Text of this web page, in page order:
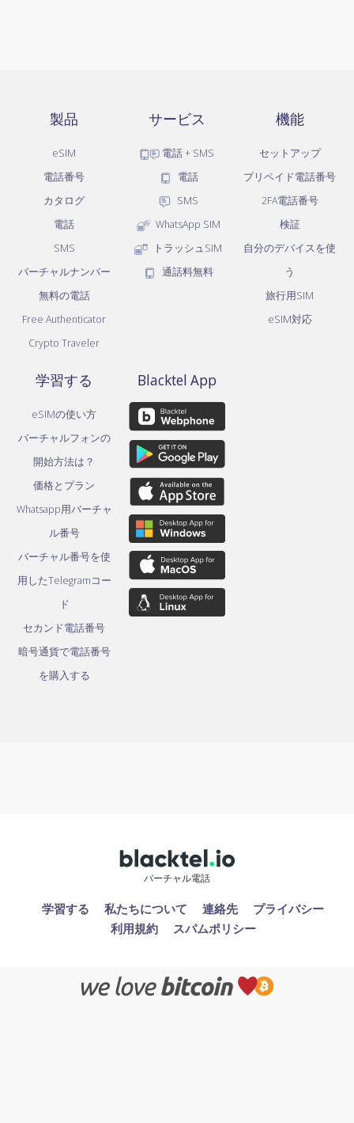
製品
eSIM
電話番号
カタログ
電話
SMS
バーチャルナンバー
無料の電話
Free Authenticator
Crypto Traveler
サービス
電話 + SMS
電話
SMS
WhatsApp SIM
トラッシュSIM
通話料無料
機能
セットアップ
プリペイド電話番号
2FA電話番号
検証
自分のデバイスを使
う
旅行用SIM
eSIM対応
学習する
eSIMの使い方
バーチャルフォンの
開始方法は？
価格とプラン
Whatsapp用バーチャ
ル番号
バーチャル番号を使
用したTelegramコー
ド
セカンド電話番号
暗号通貨で電話番号
を購入する
Blacktel App
バーチャル電話
学習する 私たちについて 連絡先
プライバシー
利用規約
スパムポリシー